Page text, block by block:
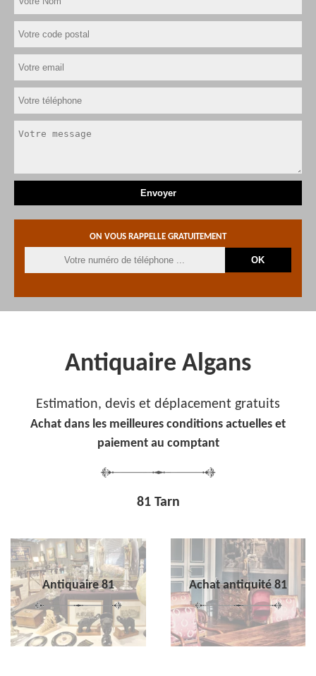
ON VOUS RAPPELLE GRATUITEMENT
Antiquaire Algans
Estimation, devis et déplacement gratuits
Achat dans les meilleures conditions actuelles et
paiement au comptant
81 Tarn
Antiquaire 81 Achat antiquité 81